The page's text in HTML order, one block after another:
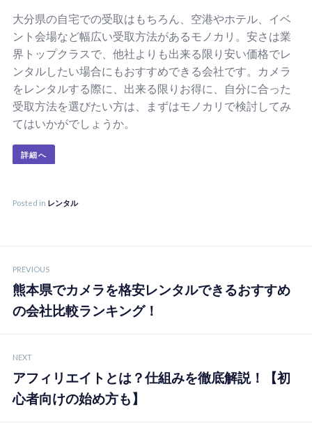
大分県の自宅での受取はもちろん、空港やホテル、イベ
ント会場など幅広い受取方法があるモノカリ。安さは業
界トップクラスで、他社よりも出来る限り安い価格でレ
ンタルしたい場合にもおすすめできる会社です。カメラ
をレンタルする際に、出来る限りお得に、自分に合った
受取方法を選びたい方は、まずはモノカリで検討してみ
てはいかがでしょうか。
詳細へ
Posted in レンタル
稿
ナ
ゲ
ー
シ
PREVIOUS
熊本県でカメラを格安レンタルできるおすすめ
の会社比較ランキング！
NEXT
アフィリエイトとは？仕組みを徹底解説！【初
心者向けの始め方も】